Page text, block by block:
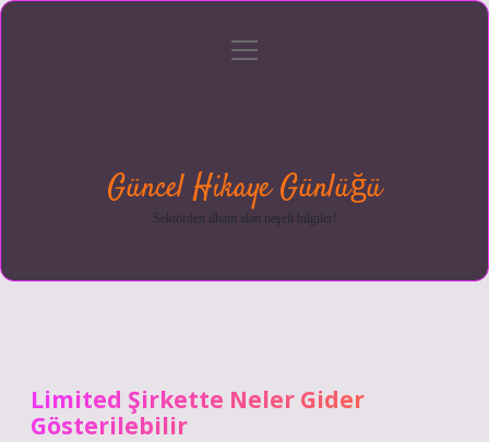
menüyü
Güncel Hikaye Günlüğü
Sektörden ilham alan neşeli bilgiler!
Limited Şirkette Neler Gider
Gösterilebilir